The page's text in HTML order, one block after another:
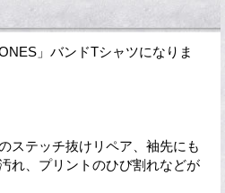
」バンドTシャツになりま
ステッチ抜けリペア、袖先にも
れ、プリントのひび割れなどが